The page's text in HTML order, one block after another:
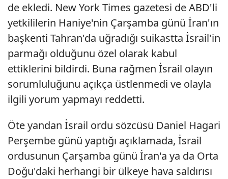
de ekledi. New York Times gazetesi de ABD'li
yetkililerin Haniye'nin Çarşamba günü İran'ın
başkenti Tahran'da uğradığı suikastta İsrail'in
parmağı olduğunu özel olarak kabul
ettiklerini bildirdi. Buna rağmen İsrail olayın
sorumluluğunu açıkça üstlenmedi ve olayla
ilgili yorum yapmayı reddetti.
Öte yandan İsrail ordu sözcüsü Daniel Hagari
Perşembe günü yaptığı açıklamada, İsrail
ordusunun Çarşamba günü İran'a ya da Orta
Doğu'daki herhangi bir ülkeye hava saldırısı